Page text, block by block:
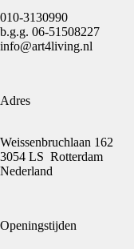
010-3130990
b.g.g. 06-51508227
info@art4living.nl
Adres
Weissenbruchlaan 162
3054 LS Rotterdam
Nederland
Openingstijden